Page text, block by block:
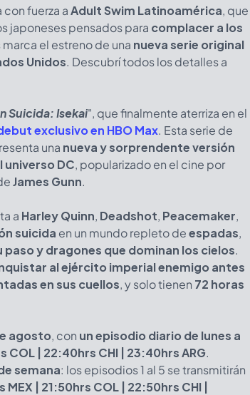
fuerza aAdult Swim Latinoamérica, que
japoneses pensados para complacer a los
el estreno de una nueva serie original
Unidos. Descubrí todos los detalles a
Suicida: Isekai", que finalmente aterriza en el
exclusivo en HBO Max. Esta serie de
una nueva y sorprendente versión
DC, popularizado en el cine por
James Gunn.
a Harley Quinn, Deadshot, Peacemaker,
suicida en un mundo repleto deespadas,
y dragones que dominan los cielos.
al ejército imperial enemigo antes
en sus cuellos, y solo tienen 72 horas
agosto, con un episodio diario de lunes a
COL | 22:40hrs CHI | 23:40hrs ARG.
semana: los episodios 1 al 5 se transmitirán
MEX | 21:50hrs COL | 22:50hrs CHI |